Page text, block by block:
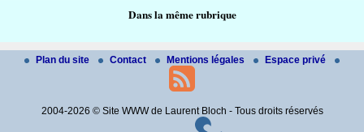
Dans la même rubrique
Plan du site Contact Mentions légales Espace privé
2004-2026 © Site WWW de Laurent Bloch - Tous droits réservés